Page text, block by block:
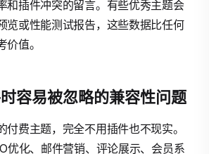
和插件冲突的留言。有些优秀主题会
览或性能测试报告，这些数据比任何
值。
容易被忽略的兼容性问题
付费主题，完全不用插件也不现实。
优化、邮件营销、评论展示、会员系